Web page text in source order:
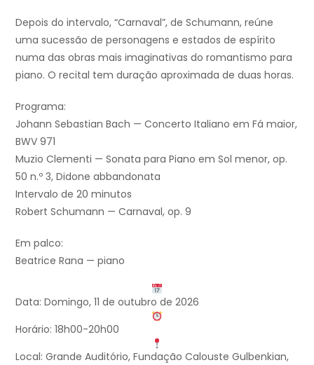
Depois do intervalo, “Carnaval”, de Schumann, reúne
uma sucessão de personagens e estados de espírito
numa das obras mais imaginativas do romantismo para
piano. O recital tem duração aproximada de duas horas.
Programa:
Johann Sebastian Bach — Concerto Italiano em Fá maior,
BWV 971
Muzio Clementi — Sonata para Piano em Sol menor, op.
50 n.º 3, Didone abbandonata
Intervalo de 20 minutos
Robert Schumann — Carnaval, op. 9
Em palco:
Beatrice Rana — piano
Data: Domingo, 11 de outubro de 2026
Horário: 18h00-20h00
Local: Grande Auditório, Fundação Calouste Gulbenkian,